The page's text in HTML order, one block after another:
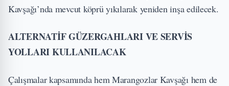
Kavşağı’nda mevcut köprü yıkılarak yeniden inşa edilecek.
ALTERNATİF GÜZERGAHLARI VE SERVİS
YOLLARI KULLANILACAK
Çalışmalar kapsamında hem Marangozlar Kavşağı hem de